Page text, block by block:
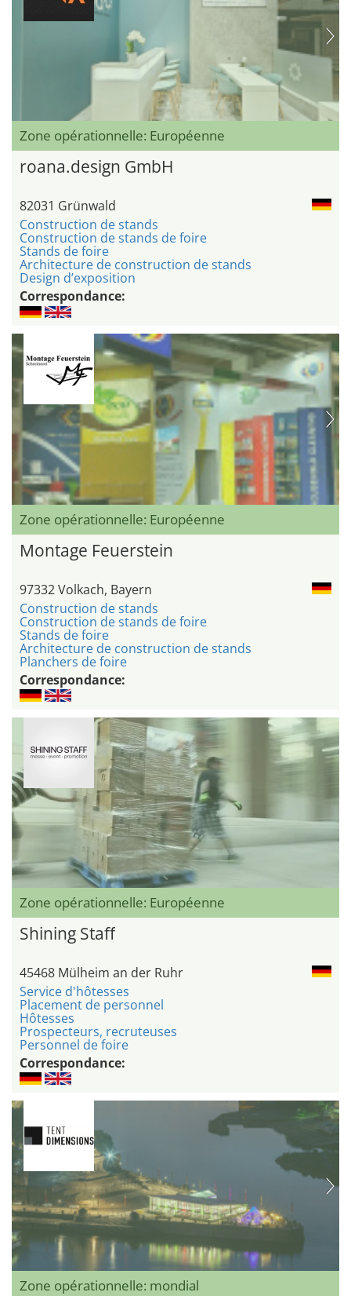
Zone opérationnelle: Européenne
roana.design GmbH
82031 Grünwald
Construction de stands
Construction de stands de foire
Stands de foire
Architecture de construction de stands
Design d’exposition
Correspondance:
Zone opérationnelle: Européenne
Montage Feuerstein
97332 Volkach, Bayern
Construction de stands
Construction de stands de foire
Stands de foire
Architecture de construction de stands
Planchers de foire
Correspondance:
Zone opérationnelle: Européenne
Shining Staff
45468 Mülheim an der Ruhr
Service d'hôtesses
Placement de personnel
Hôtesses
Prospecteurs, recruteuses
Personnel de foire
Correspondance:
Zone opérationnelle: mondial